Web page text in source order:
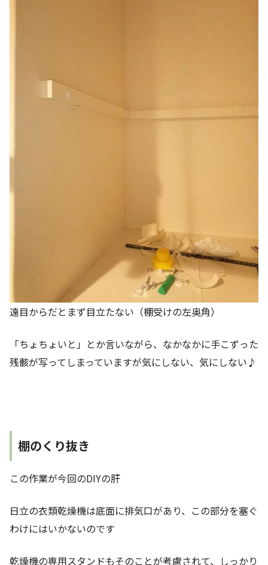
遠目からだとまず目立たない（棚受けの左奥角）
「ちょちょいと」とか言いながら、なかなかに手こずった
残骸が写ってしまっていますが気にしない、気にしない♪
棚のくり抜き
この作業が今回のDIYの肝
日立の衣類乾燥機は底面に排気口があり、この部分を塞ぐ
わけにはいかないのです
乾燥機の専用スタンドもそのことが考慮されて、しっかり